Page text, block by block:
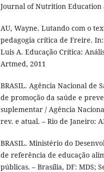
Journal of Nutrition Education
AU, Wayne. Lutando com o
pedagogia crítica de Freire.
Luis A. Educação Crítica:
Artmed, 2011
BRASIL. Agência Nacional de
de promoção da saúde e
suplementar / Agência
rev. e atual. – Rio de Janeiro:
BRASIL. Ministério do
de referência de educação
públicas. – Brasília, DF: MDS;